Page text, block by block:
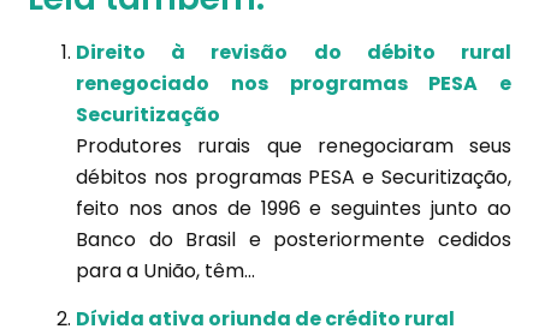
Direito à revisão do débito rural
renegociado nos programas PESA e
Securitização
Produtores rurais que renegociaram seus
débitos nos programas PESA e Securitização,
feito nos anos de 1996 e seguintes junto ao
Banco do Brasil e posteriormente cedidos
para a União, têm...
Dívida ativa oriunda de crédito rural